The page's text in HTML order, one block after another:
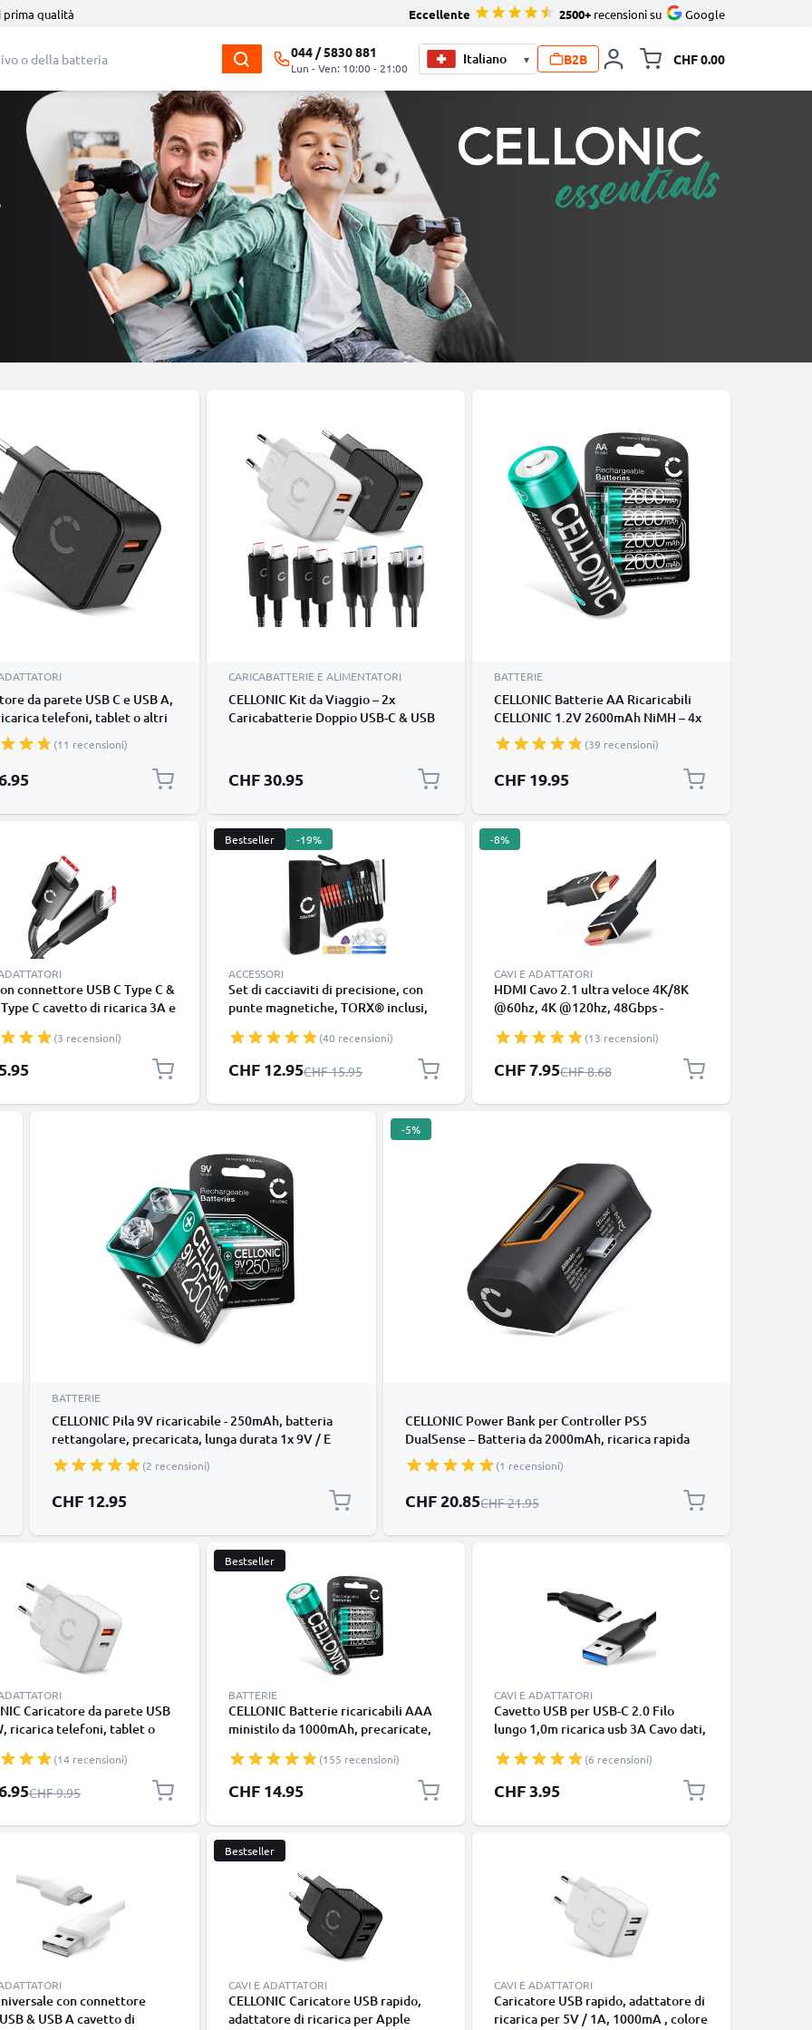
prima qualità Eccellente 2500+ recensioni su Google
044 / 5830 881
Lun - Ven: 10:00 - 21:00
▾ B2B CHF 0.00
da parete USB C e USB A,
telefoni, tablet o altri
mobili dalla presa da
via USBC e USB standard (A),
Leggero & facile da
con sé
(11 recensioni)
CARICABATTERIE E ALIMENTATORI
CELLONIC Kit da Viaggio – 2x
Caricabatterie Doppio USB-C & USB
Altoparlante, Smartwatch ecc. – 2x
Caricatori Rapidi USB PD da 20W in
CHF 30.95
BATTERIE
CELLONIC Batterie AA Ricaricabili
CELLONIC 1.2V 2600mAh NiMH – 4x
Pila Tipo AA R6 LR6 Mignon per
Fotocamere, Luci da Bici, Telefoni,
GPS, Radio
(39 recensioni)
CHF 19.95
connettore USB C Type C &
Type C cavetto di ricarica 3A e
Gen 1 (USB 3.0), nero, per
cellulari, tablet e altri
mobili
(3 recensioni)
Bestseller -19%
ACCESSORI
Set di cacciaviti di precisione, con
punte magnetiche, TORX® inclusi,
cellulari, sostituzione display,
cambio batteria e per lavoretti
occasionali in casa o al lavoro
(40 recensioni)
Prezzo speciale
CHF 12.95Prezzo normale
CHF 15.95
-8%
CAVI E ADATTATORI
HDMI Cavo 2.1 ultra veloce 4K/8K
@60hz, 4K @120hz, 48Gbps -
Connettori maschi placcati oro 24k -
1,5 metri di lunghezza ideale per
casse, tv HD, PS4, PS5, Xbox, Switch
(13 recensioni)
Prezzo speciale
CHF 7.95Prezzo normale
CHF 8.68
BATTERIE
CELLONIC Pila 9V ricaricabile - 250mAh, batteria
rettangolare, precaricata, lunga durata 1x 9V / E
Block / 6F22 / 6LR61 / AM-61 Batteria da 9 volt da
usare per rilevatori di fumo, microfoni wireless,
giocattoli o telefoni fissi
(2 recensioni)
CHF 12.95
-5%
CELLONIC Power Bank per Controller PS5
DualSense – Batteria da 2000mAh, ricarica rapida
per PlayStation 5 Wireless – Autonomia di 10-14
ore, Cavo USB-C incluso
(1 recensioni)
Prezzo speciale
CHF 20.85Prezzo normale
CHF 21.95
Caricatore da parete USB
ricarica telefoni, tablet o
USB C e USB standard
QC3.0 18W Leggero & facile
con sé
(14 recensioni)
specialePrezzo normale
CHF 9.95
Bestseller
BATTERIE
CELLONIC Batterie ricaricabili AAA
ministilo da 1000mAh, precaricate,
compatibili R03 / LR03 / HR03 pile
ricaricabili aaa
(155 recensioni)
CHF 14.95
CAVI E ADATTATORI
Cavetto USB per USB-C 2.0 Filo
lungo 1,0m ricarica usb 3A Cavo dati,
smartphone (Samsung, Huawei,
Google Pixel), fotocamera Canon,
Panasonic Lumix, Sony connettore
(6 recensioni)
CHF 3.95
con connettore
& USB A cavetto di
Bestseller
CAVI E ADATTATORI
CELLONIC Caricatore USB rapido,
adattatore di ricarica per Apple
CAVI E ADATTATORI
Caricatore USB rapido, adattatore di
ricarica per 5V / 1A, 1000mA , colore